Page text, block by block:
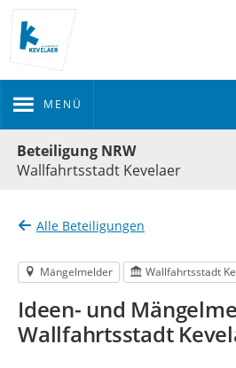
MENÜ
Beteiligung NRW
Wallfahrtsstadt Kevelaer
Alle Beteiligungen
Mängelmelder Wallfahrtsstadt
Ideen- und
Wallfahrtsstadt